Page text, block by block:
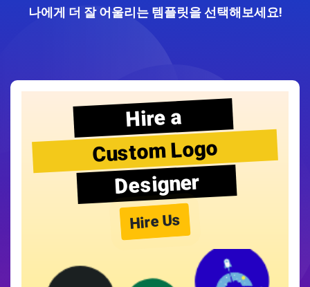
나에게 더 잘 어울리는 템플릿을 선택해보세요!
Hire a
Custom Logo
Designer
Hire Us